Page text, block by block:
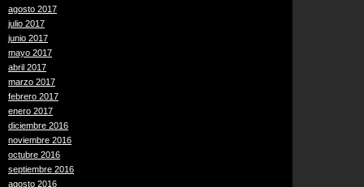
agosto 2017
julio 2017
junio 2017
mayo 2017
abril 2017
marzo 2017
febrero 2017
enero 2017
diciembre 2016
noviembre 2016
octubre 2016
septiembre 2016
agosto 2016